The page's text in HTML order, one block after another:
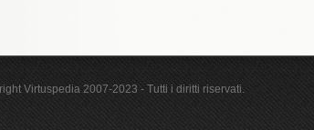
Virtuspedia 2007-2023 - Tutti i diritti riservati.